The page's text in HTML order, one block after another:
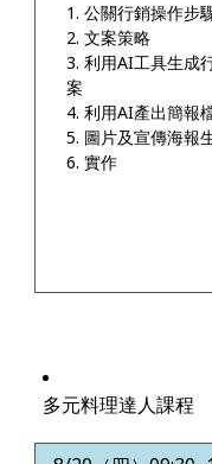
公關行銷操作步
文案策略
利用AI工具生成
案
利用AI產出簡報
圖片及宣傳海報
實作
多元料理達人課程